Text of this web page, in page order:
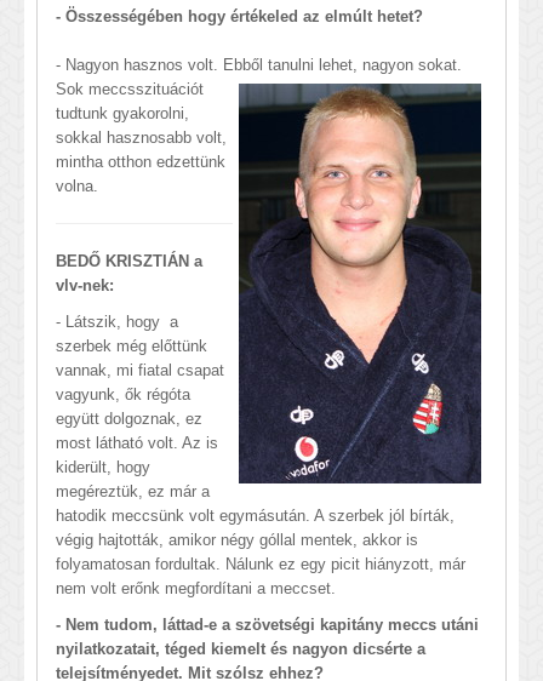
- Összességében hogy értékeled az elmúlt hetet?
- Nagyon hasznos volt. Ebből tanulni lehet, nagyon sokat.
Sok meccsszituációt
tudtunk gyakorolni,
sokkal hasznosabb volt,
mintha otthon edzettünk
volna.
BEDŐ KRISZTIÁN a
vlv-nek:
- Látszik, hogy a
szerbek még előttünk
vannak, mi fiatal csapat
vagyunk, ők régóta
együtt dolgoznak, ez
most látható volt. Az is
kiderült, hogy
megéreztük, ez már a
hatodik meccsünk volt egymásután. A szerbek jól bírták,
végig hajtották, amikor négy góllal mentek, akkor is
folyamatosan fordultak. Nálunk ez egy picit hiányzott, már
nem volt erőnk megfordítani a meccset.
- Nem tudom, láttad-e a szövetségi kapitány meccs utáni
nyilatkozatait, téged kiemelt és nagyon dicsérte a
telejsítményedet. Mit szólsz ehhez?